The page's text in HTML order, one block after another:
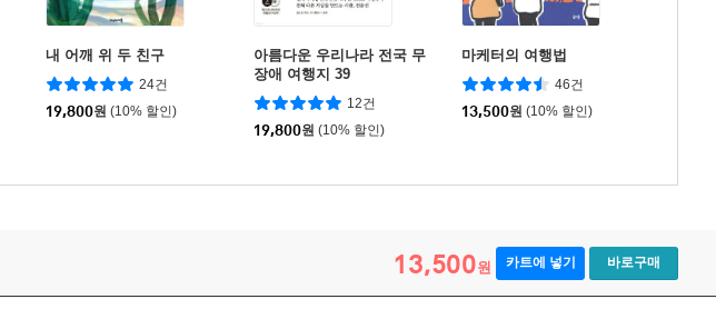
내 어깨 위 두 친구
24건
19,800원 (10% 할인)
아름다운 우리나라 전국 무
장애 여행지 39
12건
19,800원 (10% 할인)
마케터의 여행법
46건
13,500원 (10% 할인)
13,500원 카트에 넣기 바로구매